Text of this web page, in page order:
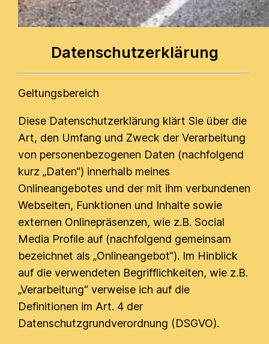
Datenschutzerklärung
Geltungsbereich
Diese Datenschutzerklärung klärt Sie über die
Art, den Umfang und Zweck der Verarbeitung
von personenbezogenen Daten (nachfolgend
kurz „Daten“) innerhalb meines
Onlineangebotes und der mit ihm verbundenen
Webseiten, Funktionen und Inhalte sowie
externen Onlinepräsenzen, wie z.B. Social
Media Profile auf (nachfolgend gemeinsam
bezeichnet als „Onlineangebot“). Im Hinblick
auf die verwendeten Begrifflichkeiten, wie z.B.
„Verarbeitung“ verweise ich auf die
Definitionen im Art. 4 der
Datenschutzgrundverordnung (DSGVO).